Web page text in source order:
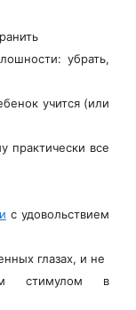
убрать,
учится (или
практически все
с удовольствием
глазах, и не
стимулом в